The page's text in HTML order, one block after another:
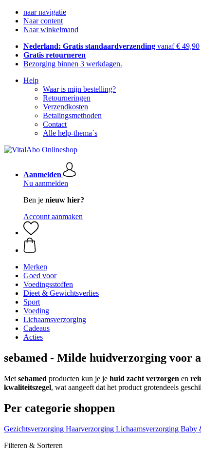
naar navigatie
Naar content
Naar winkelmand
Nederland: Gratis standaardverzending vanaf € 49,90
Gratis retourneren
Bezorging binnen 3 werkdagen.
Help
Waar is mijn bestelling?
Retourneringen
Verzendkosten
Betalingsmethoden
Contact
Alle help-thema`s
Aanmelden
Nu aanmelden
Ben je nieuw hier?
Account aanmaken
Merken
Goed voor
Voedingsstoffen
Dieet & Gewichtsverlies
Sport
Voeding
Lichaamsverzorging
Cadeaus
Acties
sebamed - Milde huidverzorging voor
Met sebamed producten kun je je huid zacht verzorgen en
kwaliteitszegel, wat aangeeft dat het product grotendeels
Per categorie shoppen
Gezichtsverzorging Haarverzorging Lichaamsverzorging Baby
Filteren & Sorteren